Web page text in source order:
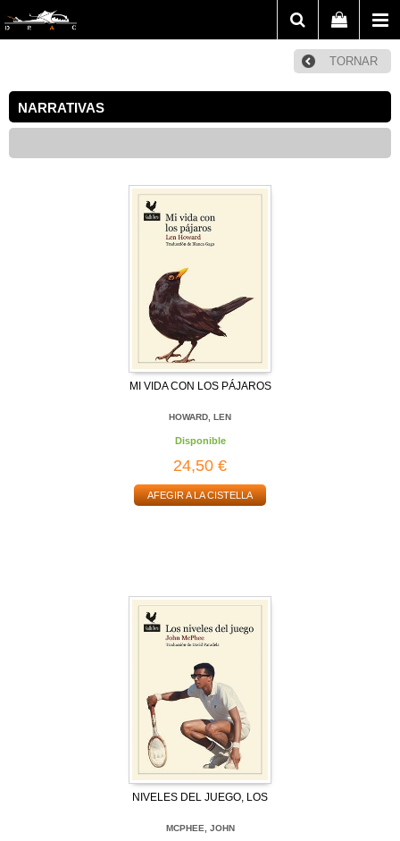
TORNAR
NARRATIVAS
MI VIDA CON LOS PÁJAROS
HOWARD, LEN
Disponible
24,50 €
AFEGIR A LA CISTELLA
NIVELES DEL JUEGO, LOS
MCPHEE, JOHN